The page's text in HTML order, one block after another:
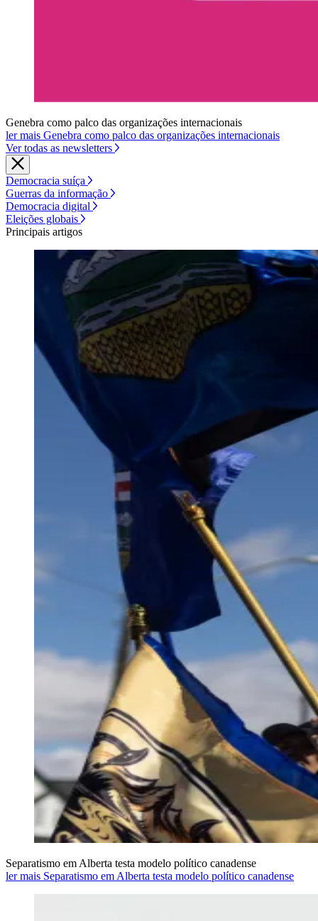
Genebra como palco das organizações internacionais
ler mais Genebra como palco das organizações internacionais
Ver todas as newsletters
Democracia suíça
Guerras da informação
Democracia digital
Eleições globais
Principais artigos
Separatismo em Alberta testa modelo político canadense
ler mais Separatismo em Alberta testa modelo político canadense